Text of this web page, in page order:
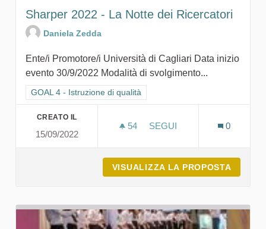
Sharper 2022 - La Notte dei Ricercatori
Daniela Zedda
Ente/i Promotore/i Università di Cagliari Data inizio
evento 30/9/2022 Modalità di svolgimento...
Filtra i risultati per categoria: GOAL 4 - Istruzione di qualità
GOAL 4 - Istruzione di qualità
CREATO IL
15/09/2022
54 54 SOSTENITORI
SEGUI
0
VISUALIZZA LA PROPOSTA